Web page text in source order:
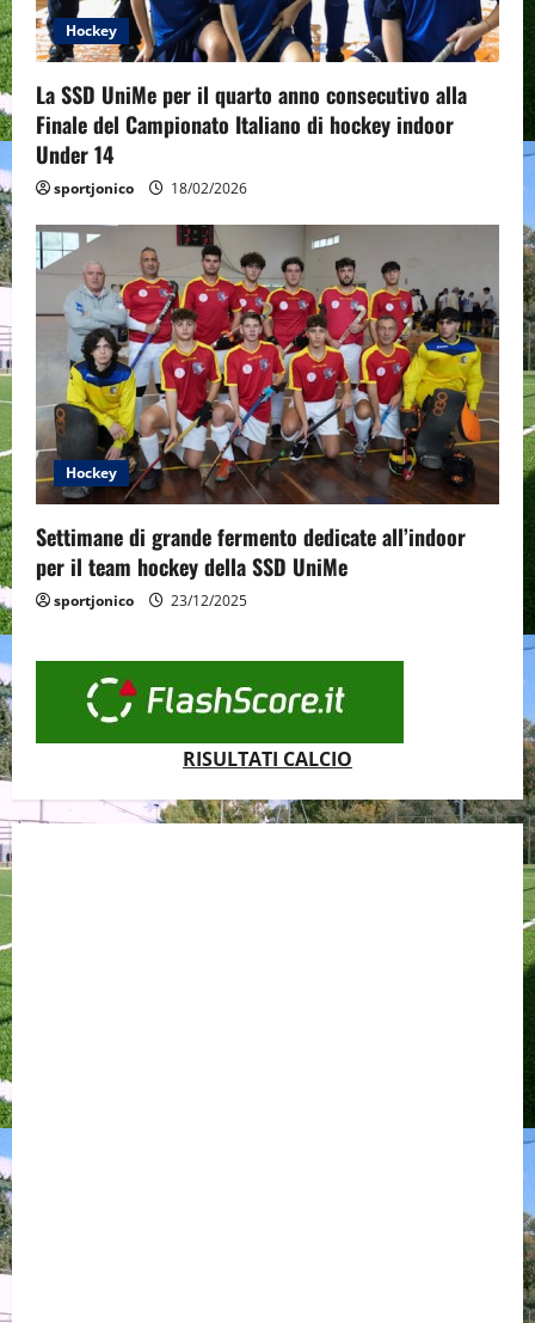
Hockey
La SSD UniMe per il quarto anno consecutivo alla
Finale del Campionato Italiano di hockey indoor
Under 14
sportjonico 18/02/2026
Hockey
Settimane di grande fermento dedicate all’indoor
per il team hockey della SSD UniMe
sportjonico 23/12/2025
RISULTATI CALCIO